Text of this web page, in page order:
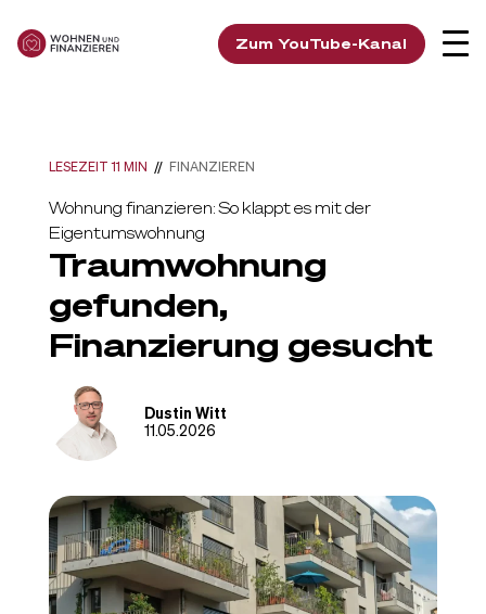
Zum YouTube-Kanal
LESEZEIT 11 MIN // FINANZIEREN
Wohnung finanzieren: So klappt es mit der
Eigentumswohnung
Traumwohnung
gefunden,
Finanzierung gesucht
Dustin Witt
11.05.2026